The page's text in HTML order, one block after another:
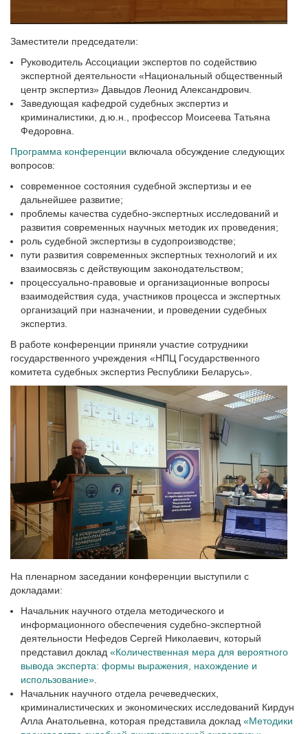
Заместители председатели:
Руководитель Ассоциации экспертов по содействию
экспертной деятельности «Национальный общественный
центр экспертиз» Давыдов Леонид Александрович.
Заведующая кафедрой судебных экспертиз и
криминалистики, д.ю.н., профессор Моисеева Татьяна
Федоровна.
Программа конференции включала обсуждение следующих
вопросов:
современное состояния судебной экспертизы и ее
дальнейшее развитие;
проблемы качества судебно-экспертных исследований и
развития современных научных методик их проведения;
роль судебной экспертизы в судопроизводстве;
пути развития современных экспертных технологий и их
взаимосвязь с действующим законодательством;
процессуально-правовые и организационные вопросы
взаимодействия суда, участников процесса и экспертных
организаций при назначении, и проведении судебных
экспертиз.
В работе конференции приняли участие сотрудники
государственного учреждения «НПЦ Государственного
комитета судебных экспертиз Республики Беларусь».
На пленарном заседании конференции выступили с
докладами:
Начальник научного отдела методического и
информационного обеспечения судебно-экспертной
деятельности Нефедов Сергей Николаевич, который
представил доклад«Количественная мера для вероятного
вывода эксперта: формы выражения, нахождение и
использование».
Начальник научного отдела речеведческих,
криминалистических и экономических исследований Кирдун
Алла Анатольевна, которая представила доклад«Методики